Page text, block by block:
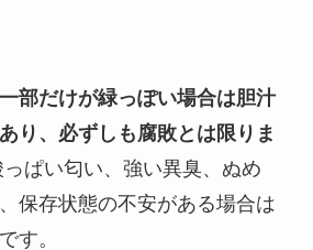
一部だけが緑っぽい場合は胆汁
り、必ずしも腐敗とは限りま
ぱい匂い、強い異臭、ぬめ
保存状態の不安がある場合は
す。